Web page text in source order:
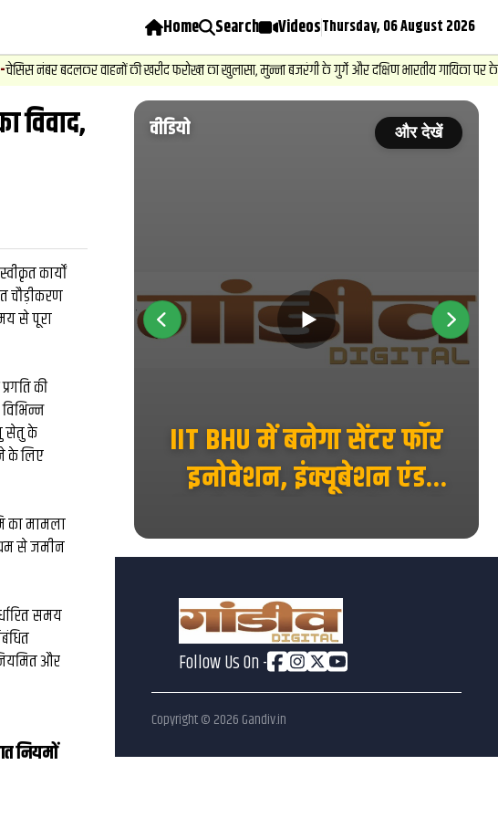
Home Search VideosThursday, 06 August 2026
बदलकर वाहनों की खरीद फरोख्‍त का खुलासा, मुन्ना बजरंगी के गुर्गे और दक्षिण भारतीय गायिका पर केस...
विवाद,
कार्यों
चौड़ीकरण
से पूरा
की
सेतु के
के लिए
का मामला
से जमीन
समय
और
नियमों
और देखें
दिखाया
का
वीडियो और देखें
IIT BHU में बनेगा सेंटर फॉर
इनोवेशन, इंक्यूबेशन एंड
मिलेगा नया मंच...
Follow Us On -
Copyright © 2026 Gandiv.in